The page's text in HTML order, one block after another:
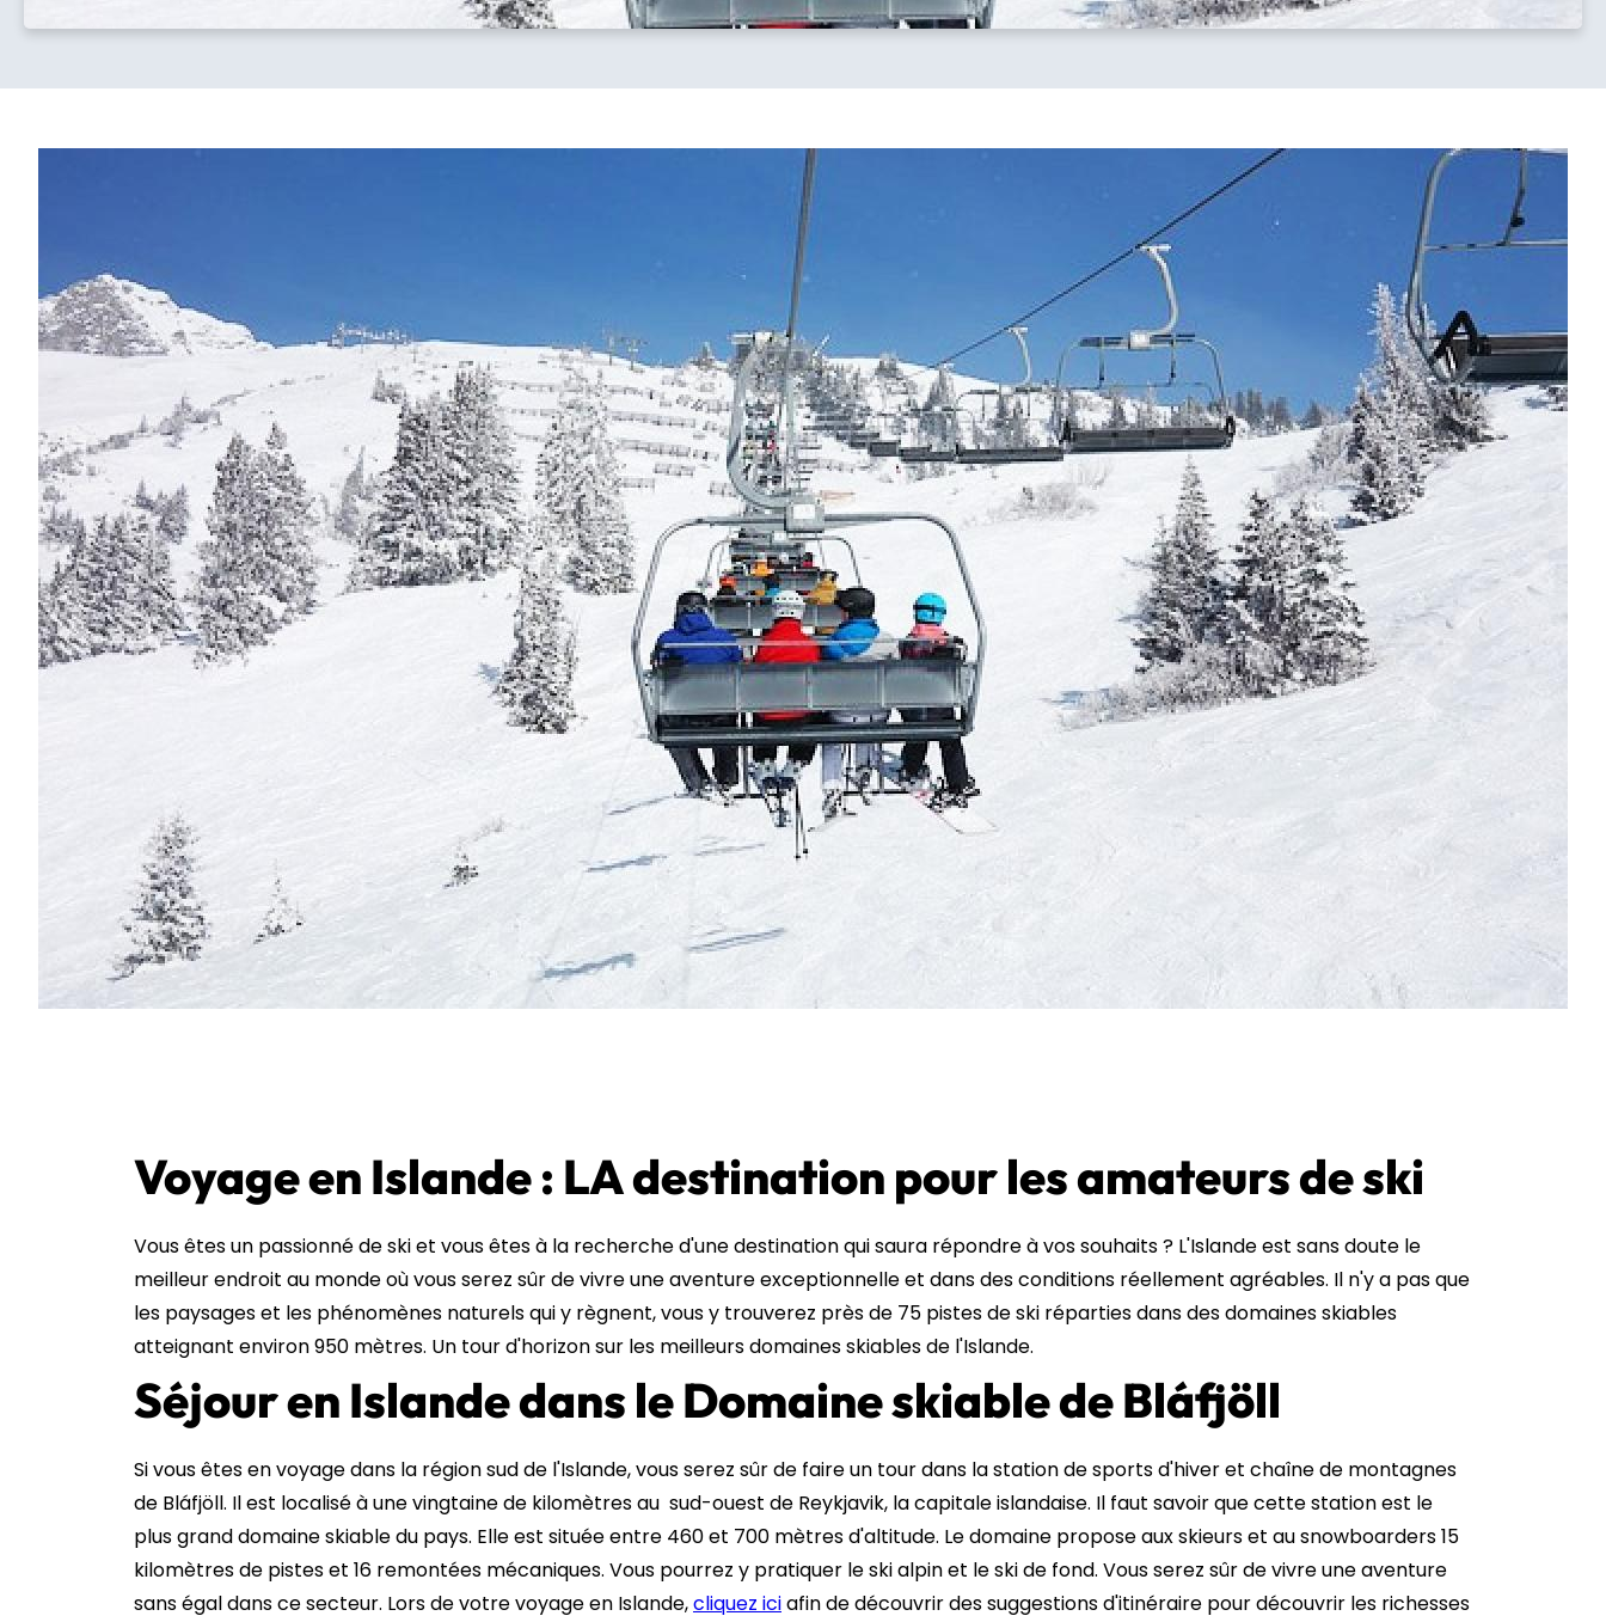
Voyage en Islande : LA destination pour les amateurs de ski
Vous êtes un passionné de ski et vous êtes à la recherche d'une destination qui saura répondre à vos souhaits ? L'Islande est sans doute le
meilleur endroit au monde où vous serez sûr de vivre une aventure exceptionnelle et dans des conditions réellement agréables. Il n'y a pas que
les paysages et les phénomènes naturels qui y règnent, vous y trouverez près de 75 pistes de ski réparties dans des domaines skiables
atteignant environ 950 mètres. Un tour d'horizon sur les meilleurs domaines skiables de l'Islande.
Séjour en Islande dans le Domaine skiable de Bláfjöll
Si vous êtes en voyage dans la région sud de l'Islande, vous serez sûr de faire un tour dans la station de sports d'hiver et chaîne de montagnes
de Bláfjöll. Il est localisé à une vingtaine de kilomètres au sud-ouest de Reykjavik, la capitale islandaise. Il faut savoir que cette station est le
plus grand domaine skiable du pays. Elle est située entre 460 et 700 mètres d'altitude. Le domaine propose aux skieurs et au snowboarders 15
kilomètres de pistes et 16 remontées mécaniques. Vous pourrez y pratiquer le ski alpin et le ski de fond. Vous serez sûr de vivre une aventure
sans égal dans ce secteur. Lors de votre voyage en Islande,cliquez iciafin de découvrir des suggestions d'itinéraire pour découvrir les richesses